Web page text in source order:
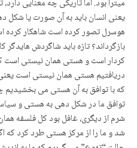
میترا بود. اما تاریکی چه معنایی
یعنی انسان باید به آن صورت یا شکل
هوسرل تصور کرده است شاهکار کرده
بازگرداند؟ تازه باید شاگردش
کردار است و هستی همان نیستی
دریافتیم هستی همان نیستی است
که با توافق به آن هستی می
توافق ما در شکل دهی به هستی و
شرم از دیگری، غافل بود کل فلسفە
شد و ما را از مرکز هستی طرد کرد که